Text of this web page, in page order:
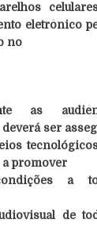
eletrônico
no
as
ser
a promover
a
de